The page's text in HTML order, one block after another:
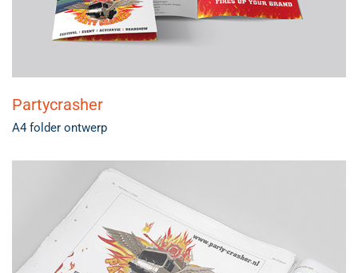
Partycrasher
A4 folder ontwerp